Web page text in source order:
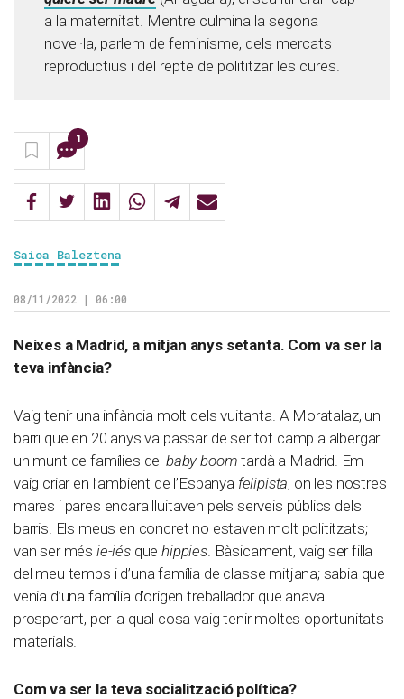
a la maternitat. Mentre culmina la segona
novel·la, parlem de feminisme, dels mercats
reproductius i del repte de polititzar les cures.
1
Saioa Baleztena
08/11/2022 | 06:00
Neixes a Madrid, a mitjan anys setanta. Com va ser la
teva infància?
Vaig tenir una infància molt dels vuitanta. A Moratalaz, un
barri que en 20 anys va passar de ser tot camp a albergar
un munt de famílies del baby boom tardà a Madrid. Em
vaig criar en l’ambient de l’Espanya felipista, on les nostres
mares i pares encara lluitaven pels serveis públics dels
barris. Els meus en concret no estaven molt polititzats;
van ser més ie-iésquehippies. Bàsicament, vaig ser filla
del meu temps i d’una família de classe mitjana; sabia que
venia d’una família d’origen treballador que anava
prosperant, per la qual cosa vaig tenir moltes oportunitats
materials.
Com va ser la teva socialització política?